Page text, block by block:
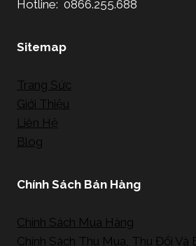
Hotline: 0866.255.688
Sitemap
Trang Sức
Giới Thiệu
Liên Hệ
Blog
Chính Sách Bán Hàng
Chính Sách Mua Hàng
Chính Sách Thu Mua, Thu Đổi Và